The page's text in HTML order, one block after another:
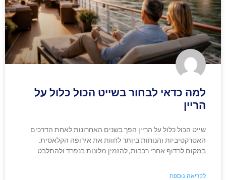
למה כדאי לבחור בשייט הכול כלול על
הריין
שייט הכול כלול על הריין הפך בשנים האחרונות לאחת הדרכים
האטרקטיביות והנוחות ביותר לחוות את אירופה הקלאסית.
במקום לרדוף אחרי רכבות, להזמין מלונות בנפרד ולהתלבט
לקריאה נוספת